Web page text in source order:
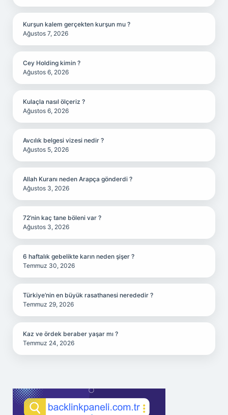
Kurşun kalem gerçekten kurşun mu ?
Ağustos 7, 2026
Cey Holding kimin ?
Ağustos 6, 2026
Kulaçla nasıl ölçeriz ?
Ağustos 6, 2026
Avcılık belgesi vizesi nedir ?
Ağustos 5, 2026
Allah Kuranı neden Arapça gönderdi ?
Ağustos 3, 2026
72’nin kaç tane böleni var ?
Ağustos 3, 2026
6 haftalık gebelikte karın neden şişer ?
Temmuz 30, 2026
Türkiye’nin en büyük rasathanesi nerededir ?
Temmuz 29, 2026
Kaz ve ördek beraber yaşar mı ?
Temmuz 24, 2026